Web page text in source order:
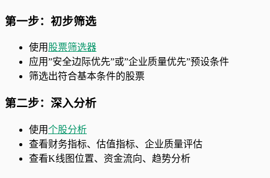
第一步：初步筛选
使用 股票筛选器
应用”安全边际优先”或”企业质量优先”预设条件
筛选出符合基本条件的股票
第二步：深入分析
使用个股分析
查看财务指标、估值指标、企业质量评估
查看K线图位置、资金流向、趋势分析